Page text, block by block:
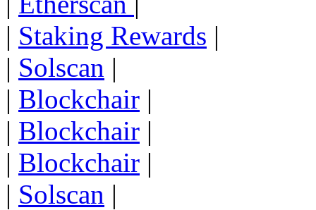
| Staking Rewards |
| Solscan |
| Blockchair |
| Blockchair |
| Blockchair |
| Solscan |